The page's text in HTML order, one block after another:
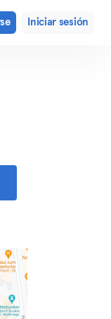
Iniciar sesión